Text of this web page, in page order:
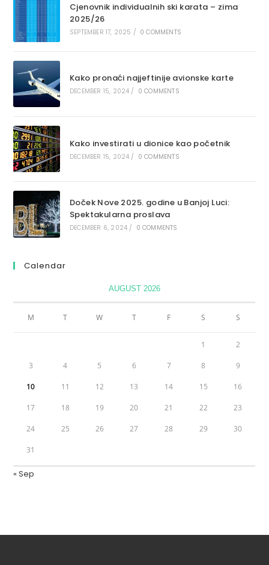
Cjenovnik individualnih ski karata – zima
2025/26
SEPTEMBER 17, 2025 / 0 COMMENTS
Kako pronaći najjeftinije avionske karte
DECEMBER 15, 2024 / 0 COMMENTS
Kako investirati u dionice kao početnik
DECEMBER 15, 2024 / 0 COMMENTS
Doček Nove 2025. godine u Banjoj Luci:
Spektakularna proslava
DECEMBER 6, 2024 / 0 COMMENTS
Calendar
AUGUST 2026
M T W T F S S
1 2
3 4 5 6 7 8 9
10 11 12 13 14 15 16
17 18 19 20 21 22 23
24 25 26 27 28 29 30
31
« Sep